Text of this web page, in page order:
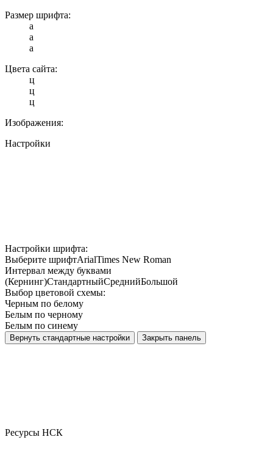
Размер шрифта:
a
a
a
Цвета сайта:
ц
ц
ц
Изображения:
Настройки
Настройки шрифта:
Выберите шрифтArialTimes New Roman
Интервал между буквами
(Кернинг)СтандартныйСреднийБольшой
Выбор цветовой схемы:
Черным по белому
Белым по черному
Белым по синему
Вернуть стандартные настройки Закрыть панель
Ресурсы НСК